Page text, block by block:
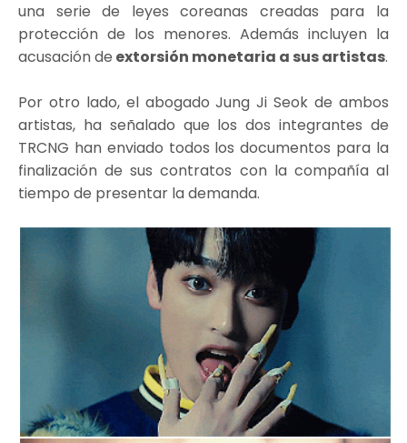
una serie de leyes coreanas creadas para la
protección de los menores. Además incluyen la
acusación de extorsión monetaria a sus artistas.
Por otro lado, el abogado Jung Ji Seok de ambos
artistas, ha señalado que los dos integrantes de
TRCNG han enviado todos los documentos para la
finalización de sus contratos con la compañía al
tiempo de presentar la demanda.